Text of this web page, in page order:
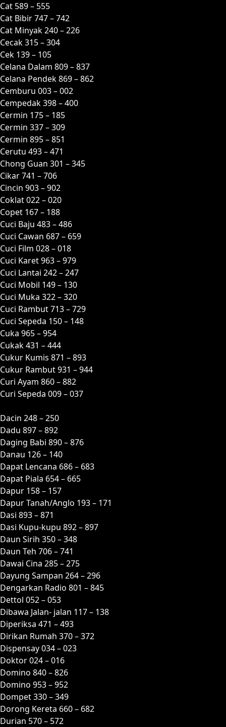
Cat 589 – 555
Cat Bibir 747 – 742
Cat Minyak 240 – 226
Cecak 315 – 304
Cek 139 – 105
Celana Dalam 809 – 837
Celana Pendek 869 – 862
Cemburu 003 – 002
Cempedak 398 – 400
Cermin 175 – 185
Cermin 337 – 309
Cermin 895 – 851
Cerutu 493 – 471
Chong Guan 301 – 345
Cikar 741 – 706
Cincin 903 – 902
Coklat 022 – 020
Copet 167 – 188
Cuci Baju 483 – 486
Cuci Cawan 687 – 659
Cuci Film 028 – 018
Cuci Karet 963 – 979
Cuci Lantai 242 – 247
Cuci Mobil 149 – 130
Cuci Muka 322 – 320
Cuci Rambut 713 – 729
Cuci Sepeda 150 – 148
Cuka 965 – 954
Cukak 431 – 444
Cukur Kumis 871 – 893
Cukur Rambut 931 – 944
Curi Ayam 860 – 882
Curi Sepeda 009 – 037
Dacin 248 – 250
Dadu 897 – 892
Daging Babi 890 – 876
Danau 126 – 140
Dapat Lencana 686 – 683
Dapat Piala 654 – 665
Dapur 158 – 157
Dapur Tanah/Anglo 193 – 171
Dasi 893 – 871
Dasi Kupu-kupu 892 – 897
Daun Sirih 350 – 348
Daun Teh 706 – 741
Dawai Cina 285 – 275
Dayung Sampan 264 – 296
Dengarkan Radio 801 – 845
Dettol 052 – 053
Dibawa Jalan- jalan 117 – 138
Diperiksa 471 – 493
Dirikan Rumah 370 – 372
Dispensay 034 – 023
Doktor 024 – 016
Domino 840 – 826
Domino 953 – 952
Dompet 330 – 349
Dorong Kereta 660 – 682
Durian 570 – 572